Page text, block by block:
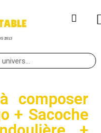
composer
+ Sacoche